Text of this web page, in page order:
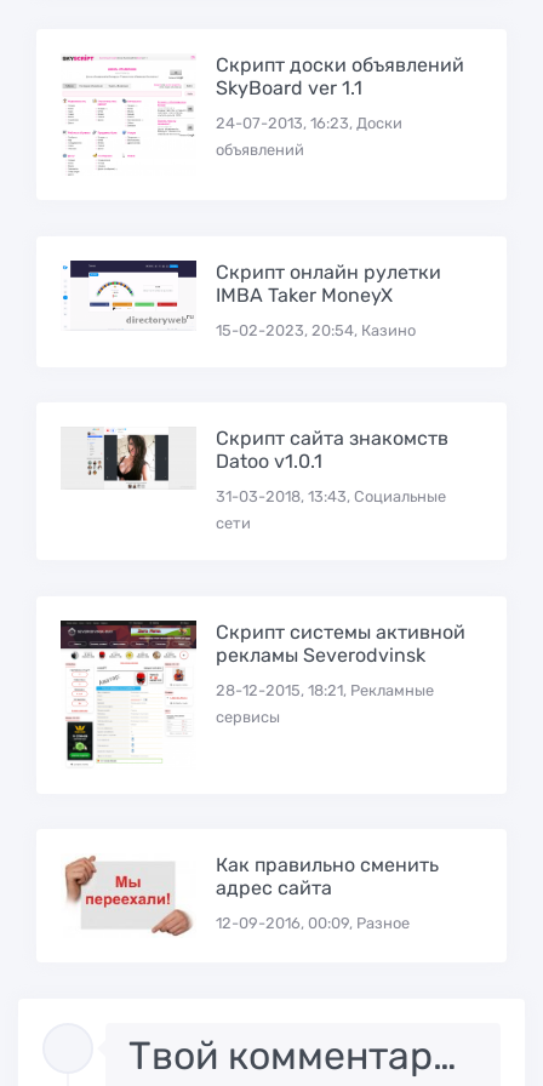
Скрипт доски объявлений
SkyBoard ver 1.1
24-07-2013, 16:23, Доски
объявлений
Скрипт онлайн рулетки
IMBA Taker MoneyX
15-02-2023, 20:54, Казино
Скрипт сайта знакомств
Datoo v1.0.1
31-03-2018, 13:43, Социальные
сети
Скрипт системы активной
рекламы Severodvinsk
28-12-2015, 18:21, Рекламные
сервисы
Как правильно сменить
адрес сайта
12-09-2016, 00:09, Разное
Твой комментарий..